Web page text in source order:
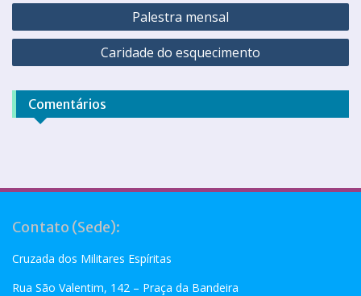
Palestra mensal
Caridade do esquecimento
Comentários
Contato (Sede):
Cruzada dos Militares Espíritas
Rua São Valentim, 142 – Praça da Bandeira